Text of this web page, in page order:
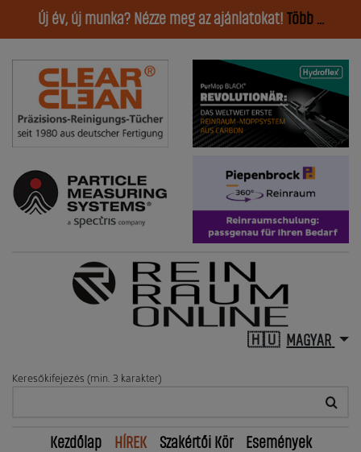
Új év, új munka? Nézze meg az ajánlatokat! Több ...
MAGYAR
Keresőkifejezés (min. 3 karakter)
Kezdőlap HÍREK Szakértői Kör
Események